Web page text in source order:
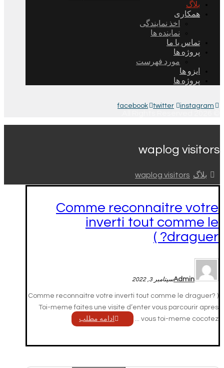
بلاگ
همکاری
اخذ نمایندگی
نماینده ها
تماس با ما
پروژه ها
مورد فهرست
ایزو ها
پروژه ها
facebook twitter instagram
waplog visitors
بلاگ waplog visitors
Comme reconnaitre votre
inverti tout comme le
draguer? )
Adminسپتامبر 3, 2022
Comme reconnaitre votre inverti tout comme le draguer? )
Toi-meme faites une visite d’enter vous parcourir apres
vous toi-meme cocotez ...
ادامه مطلب